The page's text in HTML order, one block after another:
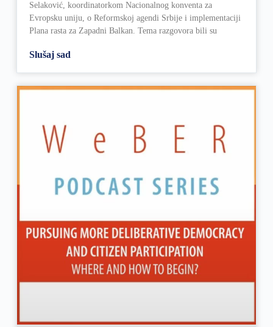
Selaković, koordinatorkom Nacionalnog konventa za
Evropsku uniju, o Reformskoj agendi Srbije i implementaciji
Plana rasta za Zapadni Balkan. Tema razgovora bili su
Slušaj sad